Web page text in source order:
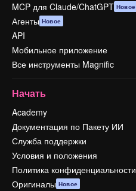
MCP для Claude/ChatGPT Новое
Агенты Новое
API
Мобильное приложение
Все инструменты Magnific
Начать
Academy
Документация по Пакету ИИ
Служба поддержки
Условия и положения
Политика конфиденциальности
Оригиналы Новое